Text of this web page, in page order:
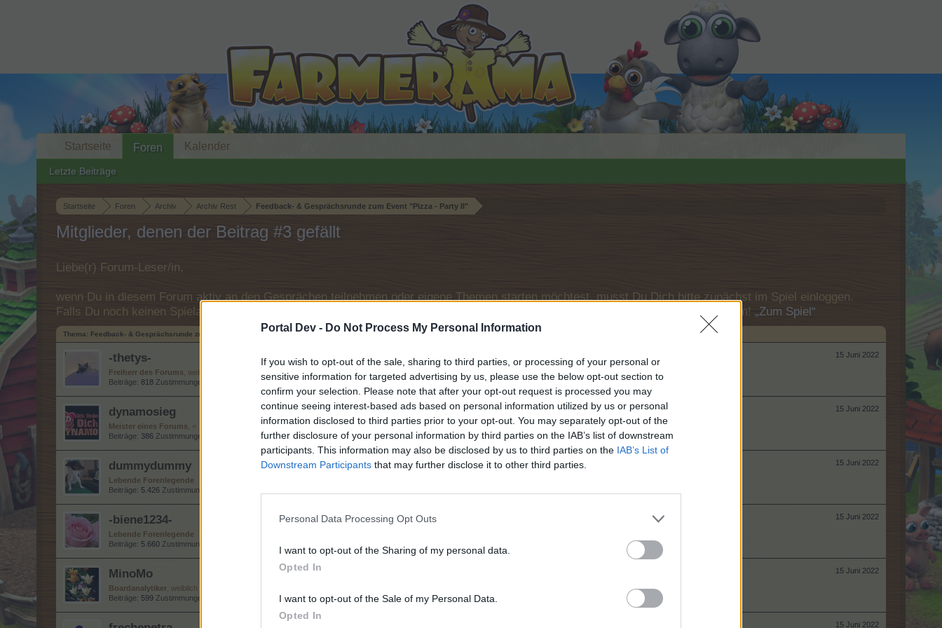
Portal Dev - Do Not Process My Personal Information
If you wish to opt-out of the sale, sharing to third parties, or processing of your personal or
sensitive information for targeted advertising by us, please use the below opt-out section to
confirm your selection. Please note that after your opt-out request is processed you may
continue seeing interest-based ads based on personal information utilized by us or personal
information disclosed to third parties prior to your opt-out. You may separately opt-out of the
further disclosure of your personal information by third parties on the IAB’s list of downstream
participants. This information may also be disclosed by us to third parties on the IAB’s List of
Downstream Participants that may further disclose it to other third parties.
Personal Data Processing Opt Outs
I want to opt-out of the Sharing of my personal data.
Opted In
I want to opt-out of the Sale of my Personal Data.
Opted In
Startseite Foren Archiv Archiv Rest Feedback- & Gesprächsrunde zum Event "Pizza - Party II"
Mitglieder, denen der Beitrag #3 gefällt
Liebe(r) Forum-Leser/in,
wenn Du in diesem Forum aktiv an den Gesprächen teilnehmen oder eigene Themen starten möchtest, musst Du Dich bitte zunächst im Spiel einloggen.
Falls Du noch keinen Spielaccount besitzt, bitte registriere Dich neu. Wir freuen uns auf Deinen nächsten Besuch in unserem Forum! „Zum Spiel“
Thema: Feedback- & Gesprächsrunde zum Event "Pizza - Party II"
15 Juni 2022
-thetys-
Freiherr des Forums , weiblich, <
Beiträge: 818 Zustimmungen: Punkte für Erfolge: 850
15 Juni 2022
dynamosieg
Meister eines Forums , <
Beiträge: 386 Zustimmungen: Punkte für Erfolge: 400
15 Juni 2022
dummydummy
Lebende Forenlegende
Beiträge: 5.426 Zustimmungen:
15 Juni 2022
-biene1234-
Lebende Forenlegende
Beiträge: 5.660 Zustimmungen:
15 Juni 2022
MinoMo
Boardanalytiker , weiblich
Beiträge: 599 Zustimmungen: Punkte für Erfolge: 600
15 Juni 2022
Startseite Foren
Letzte Beiträge
Kalender